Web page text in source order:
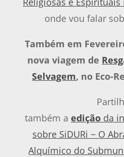
onde vou falar
Também em
nova viagem de
Selvagem, no Eco-
também a edição da
sobre SiDURi ~ O
Alquímico do